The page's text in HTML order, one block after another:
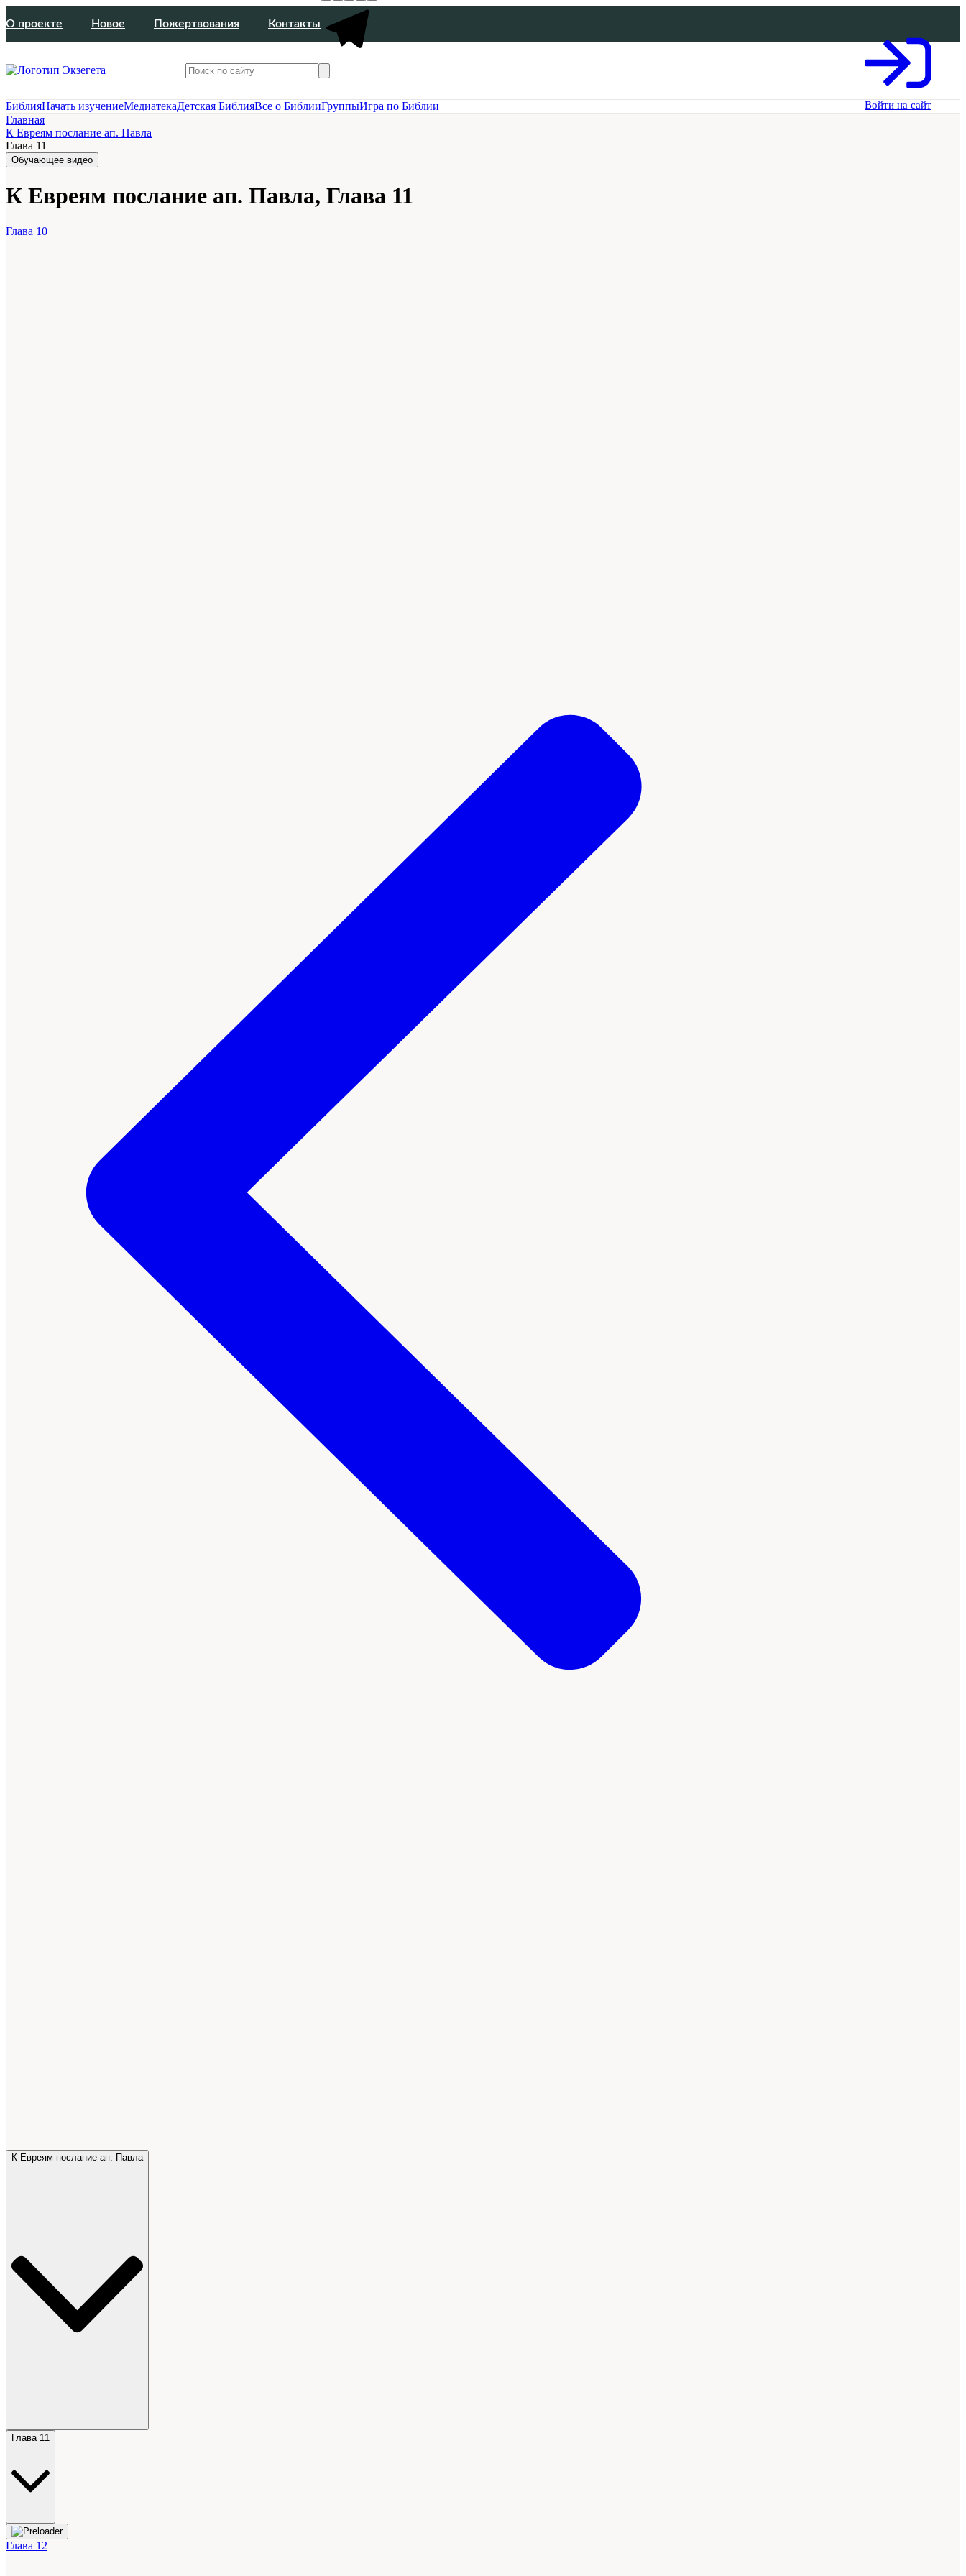
О проекте Новое Пожертвования Контакты
Войти на сайт
БиблияНачать изучениеМедиатекаДетская БиблияВсе о БиблииГруппыИгра по Библии
Главная
К Евреям послание ап. Павла
Глава 11
Обучающее видео
К Евреям послание ап. Павла, Глава 11
Глава 10
К Евреям послание ап. Павла
Глава 11
Глава 12